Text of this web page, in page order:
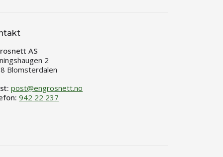
AS
2
Blomsterdalen
post@engrosnett.no
942 22 237